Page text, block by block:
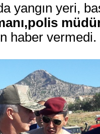
yangın yeri,
haber vermedi.